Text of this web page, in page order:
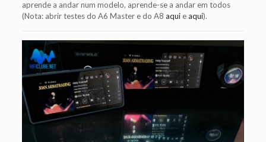
aprende a andar num modelo, aprende-se a andar em todos
(Nota: abrir testes do A6 Master e do A8 aquieaqui).